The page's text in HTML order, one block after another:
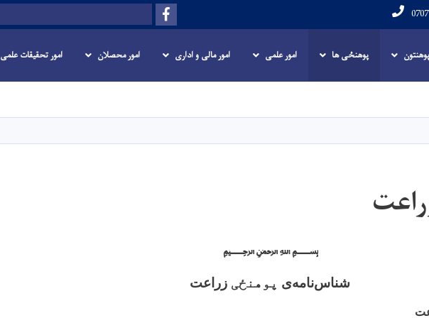
content
Facebook
Search
پوهنځی ها امور علمی امور مالی و اداری امور محصلان امور تحقیقات علمی
﷽
شناسنامهی پوهنځی زراعت